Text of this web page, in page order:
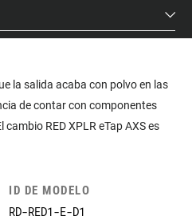
la salida acaba con polvo en las
de contar con componentes
RED XPLR eTap AXS es
para el cassette XPLR 10-
aplomo. Con la contrastada
conectividad AXS, y una gestión
ID DE MODELO
RD-RED1-E-D1